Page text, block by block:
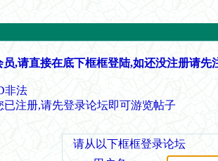
,请直接在底下框框登陆,如还没注册请先
非法
已注册,请先登录论坛即可游览帖子
请从以下框框登录论坛